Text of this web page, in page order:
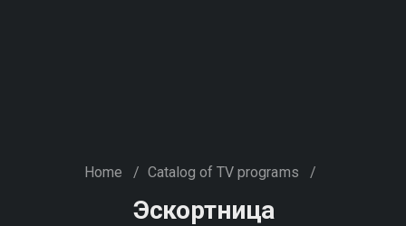
Home / Catalog of TV programs /
Эскортница